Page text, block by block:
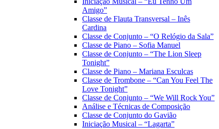
Amigo”
Classe de Flauta Transversal – Inês
Cardina
Classe de Conjunto – “O Relógio da Sala”
Classe de Piano – Sofia Manuel
Classe de Conjunto – “The Lion Sleep
Tonight”
Classe de Piano – Mariana Esculcas
Classe de Trombone – “Can You Feel The
Love Tonight”
Classe de Conjunto – “We Will Rock You”
Análise e Técnicas de Composição
Classe de Conjunto do Gavião
Iniciação Musical – “Lagarta”